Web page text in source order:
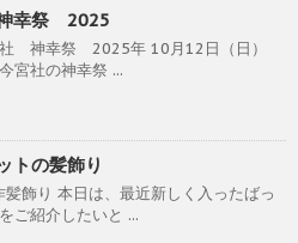
幸祭 2025
神幸祭 2025年 10月12日（日）
宮社の神幸祭 ...
トの髪飾り
飾り 本日は、最近新しく入ったばっ
ご紹介したいと ...